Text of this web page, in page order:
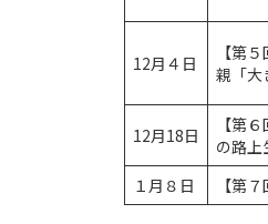
12月４日
【第
親「大
12月18日
【第
の路上
１月８日 【第